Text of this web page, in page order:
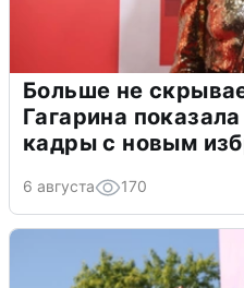
Больше не
Гагарина
кадры с новым
6 августа 170